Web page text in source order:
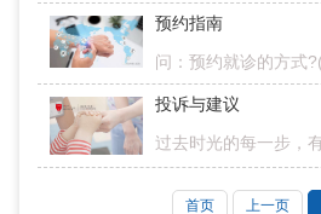
预约指南
投诉与建议
首页 上一页